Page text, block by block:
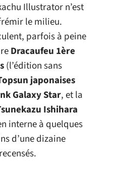
Illustrator n’est
le milieu.
parfois à peine
Dracaufeu 1ère
(l’édition sans
japonaises
Galaxy Star, et la
Ishihara
interne à quelques
d’une dizaine